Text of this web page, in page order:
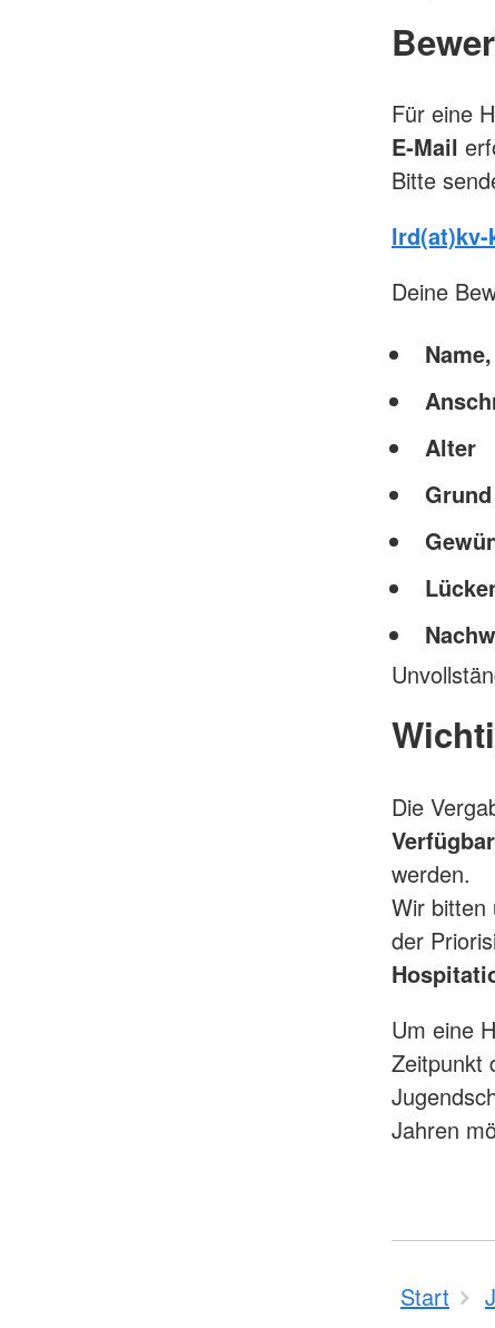
Für eine
E‑Mail
Bitte
Deine
Alter
Die
werden.
Wir bitten
der
Um eine
Zeitpunkt
Jahren
Start